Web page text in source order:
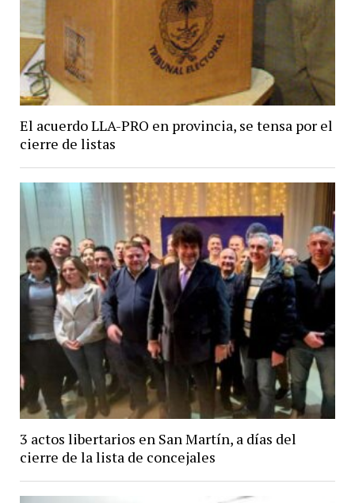
El acuerdo LLA-PRO en provincia, se tensa por el
cierre de listas
3 actos libertarios en San Martín, a días del
cierre de la lista de concejales